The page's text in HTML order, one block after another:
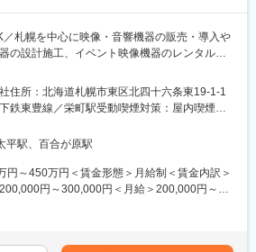
躍しています。
間制です。（1日の最低実働時間：8時間）休
、基本的には土日祝休です。残業は月10～20
／札幌を中心に映像・音響機器の販売・導入や
の設計施工、イベント映像機器のレンタル事
機関や官公庁に、プロジェクターなど様々な
み合わせた独自のAVシステムの販売導入・施
ー事業を展開する当社にて、施工管理業務を
住所：北海道札幌市東区北四十六条東19-1-1
鉄東豊線／栄町駅受動喫煙対策：屋内喫煙可
囲：会社の定める事業所
平駅、百合が原駅
円～450万円＜賃金形態＞月給制＜賃金内訳＞
円～300,000円＜月給＞200,000円～